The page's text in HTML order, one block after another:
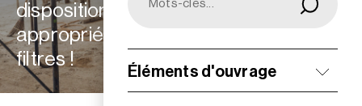
Éléments d'ouvrage
disposition : choisissez les plus
appropriées à vos besoins grâce aux
filtres !